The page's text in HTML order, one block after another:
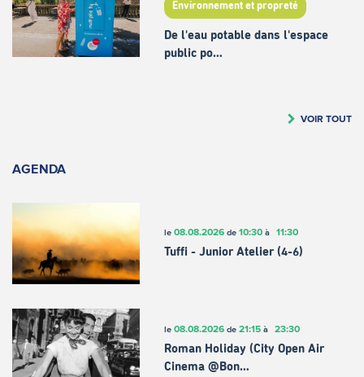
Environnement et propreté
De l'eau potable dans l'espace
public po…
VOIR TOUT
AGENDA
le 08.08.2026de 10:30à 11:30
Tuffi - Junior Atelier (4-6)
le 08.08.2026de 21:15à 23:30
Roman Holiday (City Open Air
Cinema @Bon…